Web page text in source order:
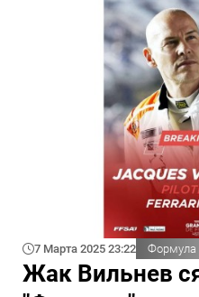
7 Марта 2025 23:22 Формула
Жак Вильнев